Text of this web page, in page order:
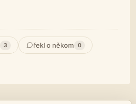
3 řekl o někom 0